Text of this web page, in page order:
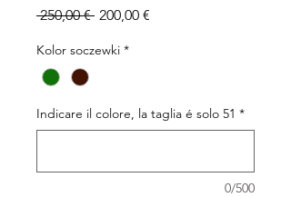
250,00 € Regularna
200,00 €
Kolor soczewki *
Indicare il colore, la taglia é solo 51 *
0/500